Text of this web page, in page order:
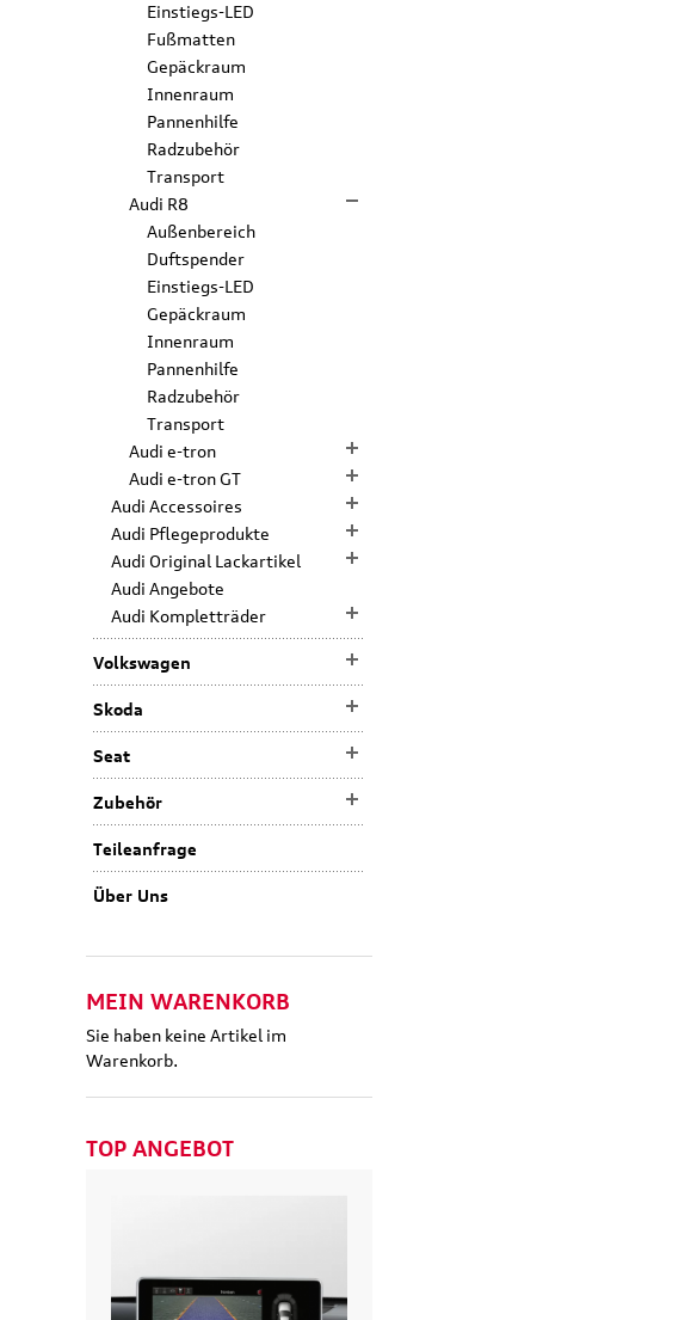
Einstiegs-LED
Fußmatten
Gepäckraum
Innenraum
Pannenhilfe
Radzubehör
Transport
Audi R8
Außenbereich
Duftspender
Einstiegs-LED
Gepäckraum
Innenraum
Pannenhilfe
Radzubehör
Transport
Audi e-tron
Audi e-tron GT
Audi Accessoires
Audi Pflegeprodukte
Audi Original Lackartikel
Audi Angebote
Audi Kompletträder
Volkswagen
Skoda
Seat
Zubehör
Teileanfrage
Über Uns
MEIN WARENKORB
Sie haben keine Artikel im
Warenkorb.
TOP ANGEBOT